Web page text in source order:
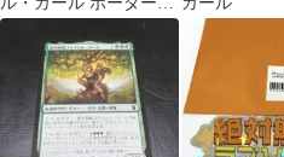
ス 2枚セット